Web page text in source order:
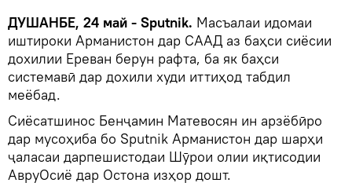
ДУШАНБЕ, 24 май - Sputnik. Масъалаи идомаи
иштироки Арманистон дар СААД аз баҳси сиёсии
дохилии Ереван берун рафта, ба як баҳси
системавӣ дар дохили худи иттиҳод табдил
меёбад.
Сиёсатшинос Бенҷамин Матевосян ин арзёбӣро
дар мусоҳиба бо Sputnik Арманистон дар шарҳи
ҷаласаи дарпешистодаи Шӯрои олии иқтисодии
АвруОсиё дар Остона изҳор дошт.